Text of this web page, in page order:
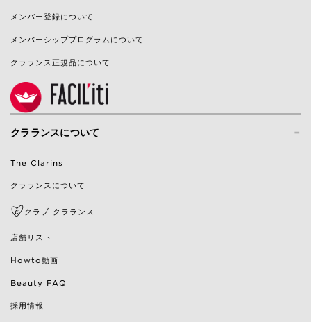
メンバー登録について
メンバーシッププログラムについて
クラランス正規品について
-
クラランスについて
The Clarins
クラランスについて
クラブ クラランス
店舗リスト
Howto動画
Beauty FAQ
採用情報